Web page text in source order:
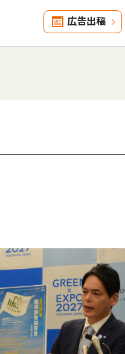
広告出稿